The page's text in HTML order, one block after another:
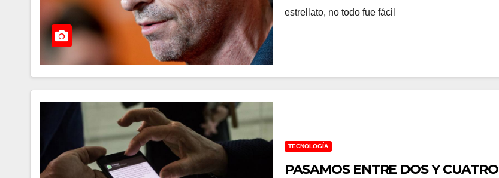
estrellato, no todo fue fácil
TECNOLOGÍA
PASAMOS ENTRE DOS Y CUATRO